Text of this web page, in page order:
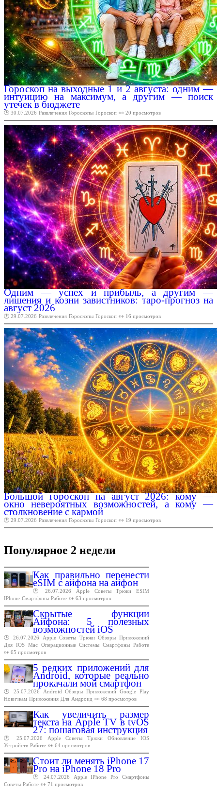
Гороскоп на выходные 1 и 2 августа: одним —
интуицию на максимум, а другим — поиск
утечек в бюджете
🕑 30.07.2026 Развлечения Гороскопы Гороскоп 👀 20 просмотров
Одним — успех и прибыль, а другим —
лишения и козни завистников: таро-прогноз на
август 2026
🕑 29.07.2026 Развлечения Гороскопы Гороскоп 👀 16 просмотров
Большой гороскоп на август 2026: кому —
окно невероятных возможностей, а кому —
столкновение с кармой
🕑 29.07.2026 Развлечения Гороскопы Гороскоп 👀 19 просмотров
Популярное 2 недели
Как правильно перенести
eSIM с айфона на айфон
🕑 26.07.2026 Apple Советы Трюки
ESIM
IPhone Смартфоны Работе 👀 63 просмотров
Скрытые функции
Айфона: 5 полезных
возможностей iOS
🕑 26.07.2026 Apple Советы Трюки Обзоры Приложений
Для IOS Mac Операционные Системы Смартфоны Работе
👀 65 просмотров
5 редких приложений для
Android, которые реально
прокачали мой смартфон
🕑 25.07.2026 Android Обзоры Приложений Google Play
Новичкам Приложения Для Андроид 👀 68 просмотров
Как увеличить размер
текста на Apple TV в tvOS
27: пошаговая инструкция
🕑 25.07.2026 Apple Советы Трюки Обновление
IOS
Устройств Работе 👀 64 просмотров
Стоит ли менять iPhone 17
Pro на iPhone 18 Pro
🕑 24.07.2026 Apple IPhone Pro
Смартфоны
Советы Работе 👀 71 просмотров